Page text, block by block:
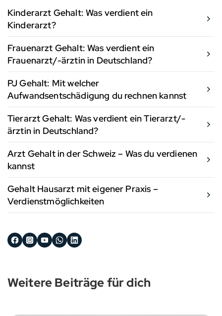
Kinderarzt Gehalt: Was verdient ein
Kinderarzt?
Frauenarzt Gehalt: Was verdient ein
Frauenarzt/-ärztin in Deutschland?
PJ Gehalt: Mit welcher
Aufwandsentschädigung du rechnen kannst
Tierarzt Gehalt: Was verdient ein Tierarzt/-
ärztin in Deutschland?
Arzt Gehalt in der Schweiz – Was du verdienen
kannst
Gehalt Hausarzt mit eigener Praxis –
Verdienstmöglichkeiten
Weitere Beiträge für dich